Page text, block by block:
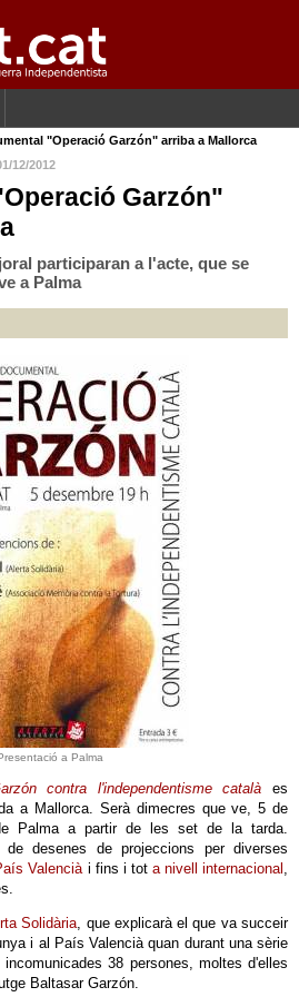
"Operació Garzón" arriba a Mallorca
12/2012
Garzón"
participaran a l'acte, que se
a Palma
a Palma
contra l'independentisme català es
a Mallorca. Serà dimecres que ve, 5 de
Palma a partir de les set de la tarda.
de desenes de projeccions per diverses
Valenciài fins i tot a nivell internacional ,
Solidària, que explicarà el que va succeir
i al País Valencià quan durant una sèrie
38 persones, moltes d'elles
Baltasar Garzón.